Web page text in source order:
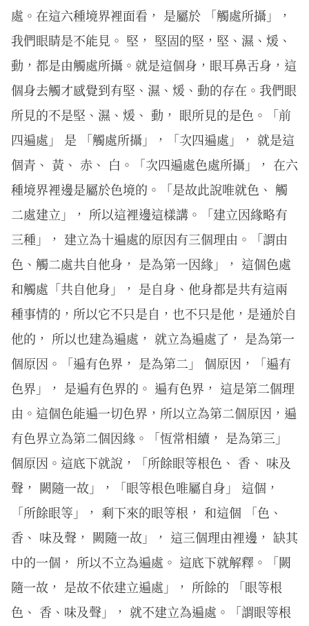
處。在這六種境界裡面看， 是屬於 「觸處所攝」，
我們眼睛是不能見。 堅， 堅固的堅，堅、濕、煖、
動，都是由觸處所攝。就是這個身，眼耳鼻舌身，這
個身去觸才感覺到有堅、濕、煖、動的存在。我們眼
所見的不是堅、濕、煖、 動， 眼所見的是色。「前
四遍處」 是 「觸處所攝」，「次四遍處」， 就是這
個青、 黃、 赤、 白。「次四遍處色處所攝」， 在六
種境界裡邊是屬於色境的。「是故此說唯就色、 觸
二處建立」， 所以這裡邊這樣講。「建立因緣略有
三種」， 建立為十遍處的原因有三個理由。「謂由
色、觸二處共自他身， 是為第一因緣」， 這個色處
和觸處「共自他身」， 是自身、他身都是共有這兩
種事情的，所以它不只是自，也不只是他，是通於自
他的， 所以也建為遍處， 就立為遍處了， 是為第一
個原因。「遍有色界， 是為第二」 個原因，「遍有
色界」， 是遍有色界的。 遍有色界， 這是第二個理
由。這個色能遍一切色界，所以立為第二個原因，遍
有色界立為第二個因緣。「恆常相續， 是為第三」
個原因。這底下就說，「所餘眼等根色、 香、 味及
聲， 闕隨一故」，「眼等根色唯屬自身」 這個，
「所餘眼等」， 剩下來的眼等根， 和這個 「色、
香、 味及聲， 闕隨一故」， 這三個理由裡邊， 缺其
中的一個， 所以不立為遍處。 這底下就解釋。「闕
隨一故， 是故不依建立遍處」， 所餘的 「眼等根
色、 香、味及聲」， 就不建立為遍處。「謂眼等根